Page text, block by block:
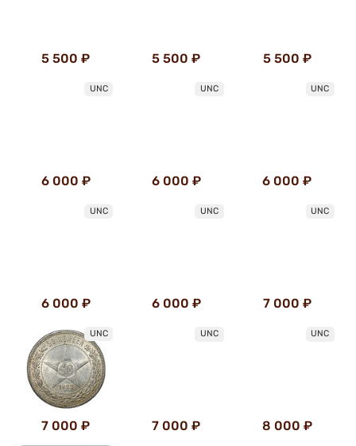
5 500 ₽ 5 500 ₽ 5 500 ₽
UNC
6 000 ₽
UNC
6 000 ₽
UNC
6 000 ₽
UNC
6 000 ₽
UNC
6 000 ₽
UNC
7 000 ₽
UNC
7 000 ₽
UNC
7 000 ₽
UNC
8 000 ₽